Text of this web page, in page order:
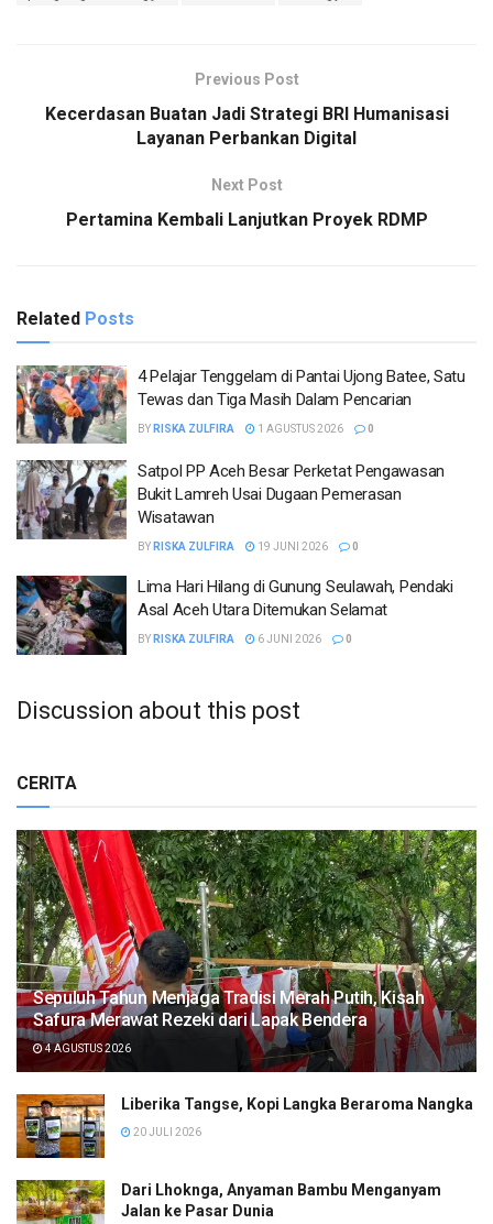
Previous Post
Kecerdasan Buatan Jadi Strategi BRI Humanisasi
Layanan Perbankan Digital
Next Post
Pertamina Kembali Lanjutkan Proyek RDMP
Related Posts
4 Pelajar Tenggelam di Pantai Ujong Batee, Satu
Tewas dan Tiga Masih Dalam Pencarian
BY RISKA ZULFIRA 1 AGUSTUS 2026 0
Satpol PP Aceh Besar Perketat Pengawasan
Bukit Lamreh Usai Dugaan Pemerasan
Wisatawan
BY RISKA ZULFIRA 19 JUNI 2026 0
Lima Hari Hilang di Gunung Seulawah, Pendaki
Asal Aceh Utara Ditemukan Selamat
BY RISKA ZULFIRA 6 JUNI 2026 0
Discussion about this post
CERITA
Sepuluh Tahun Menjaga Tradisi Merah Putih, Kisah
Safura Merawat Rezeki dari Lapak Bendera
4 AGUSTUS 2026
Liberika Tangse, Kopi Langka Beraroma Nangka
20 JULI 2026
Dari Lhoknga, Anyaman Bambu Menganyam
Jalan ke Pasar Dunia